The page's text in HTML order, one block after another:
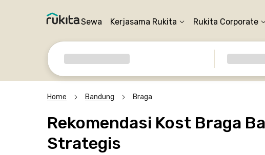
Sewa Kerjasama Rukita Rukita Corporate
Home Bandung Braga
Rekomendasi Kost Braga
Strategis